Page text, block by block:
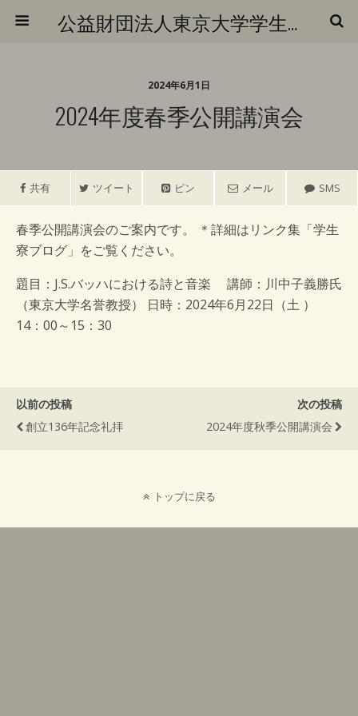
公益財団法人東京大学学生キリスト教青年会
2024年6月1日
2024年度春季公開講演会
共有 ツイート ピン メール SMS
春季公開講演会のご案内です。 ＊詳細はリンク集「学生
寮ブログ」をご覧ください。
題目：J.S.バッハにおける詩と音楽 講師：川中子義勝氏
（東京大学名誉教授） 日時：2024年6月22日（土 ）
14：00～15：30
以前の投稿
創立136年記念礼拝
次の投稿
2024年度秋季公開講演会
トップに戻る